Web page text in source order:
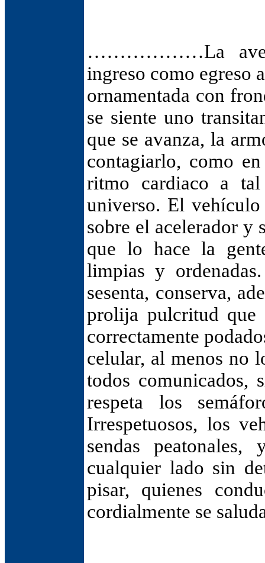
………………La
ingreso como egreso
ornamentada con
se siente uno
que se avanza, la
contagiarlo, como
ritmo cardiaco a
universo. El
sobre el acelerador y
que lo hace la
limpias y
sesenta, conserva,
prolija pulcritud que
correctamente
celular, al menos no
todos comunicados,
respeta los
Irrespetuosos, los
sendas
cualquier lado sin
pisar, quienes
cordialmente se